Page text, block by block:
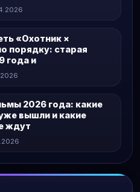
«Охотник ×
порядку: старая
года и
2026 года: какие
вышли и какие
ждут